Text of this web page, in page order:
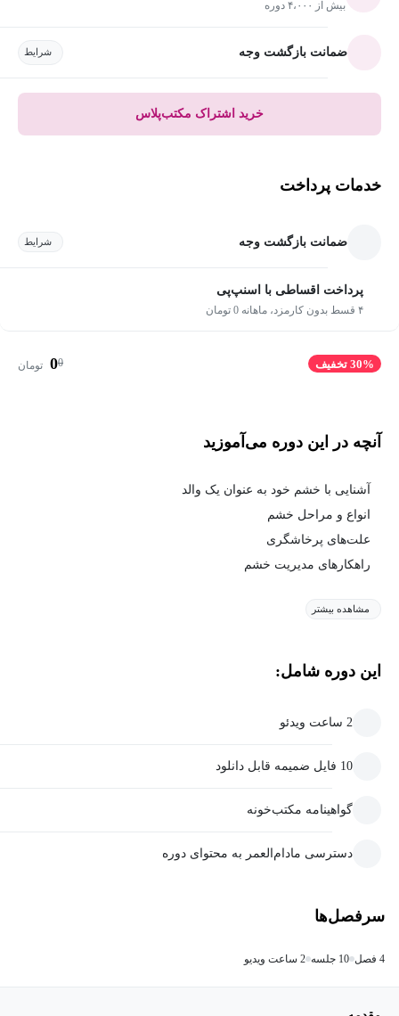
بیش از ۴،۰۰۰ دوره
ضمانت بازگشت وجه شرایط
خرید اشتراک مکتب‌پلاس
خدمات پرداخت
ضمانت بازگشت وجه شرایط
پرداخت اقساطی با اسنپ‌پی
۴ قسط بدون کارمزد، ماهانه 0 تومان
30% تخفیف 0
0 تومان
آنچه در این دوره می‌آموزید
آشنایی با خشم خود به عنوان یک والد
انواع و مراحل خشم
علت‌های پرخاشگری
راهکارهای مدیریت خشم
مشاهده بیشتر
این دوره شامل:
2 ساعت ویدئو
10 فایل ضمیمه قابل دانلود
گواهینامه مکتب‌خونه
دسترسی مادام‌العمر به محتوای دوره
سرفصل‌ها
4 فصل 10 جلسه 2 ساعت ویدیو